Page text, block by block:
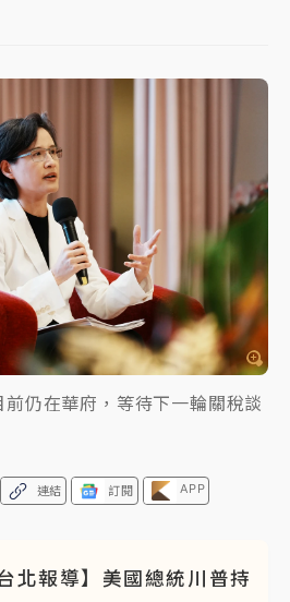
地停車場下午4時強制拖吊 中午
車
！今明防劇烈降雨 東部高溫飆
億完整始末曝！律師掮客大玩兩
文成關鍵
哲帶電子手鐶拄拐杖現身／周玉
仍在華府，等待下一輪關稅談
連結 訂閱 APP
北報導】美國總統川普持